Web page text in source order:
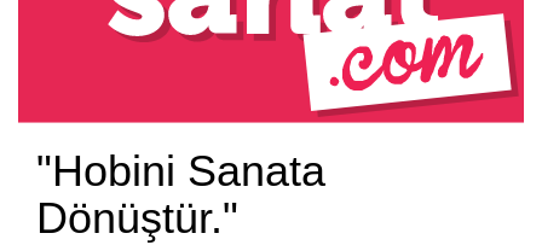
"Hobini Sanata
Dönüştür."